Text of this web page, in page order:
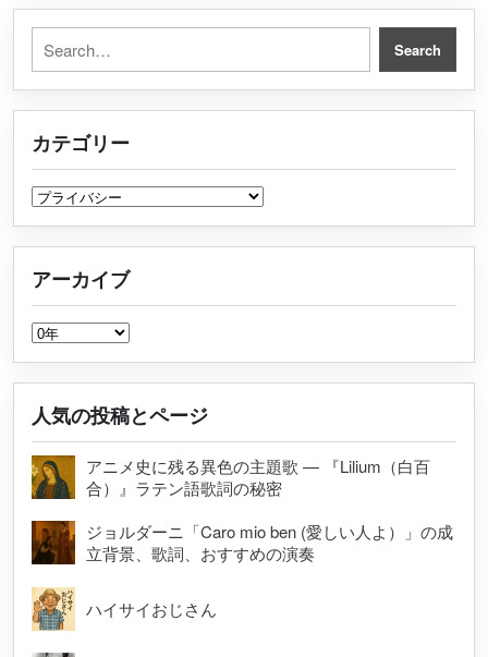
Search
カテゴリー
カテゴリー
アーカイブ
アーカイブ
人気の投稿とページ
アニメ史に残る異色の主題歌 — 『Lilium（白百
合）』ラテン語歌詞の秘密
ジョルダーニ「Caro mio ben (愛しい人よ）」の成
立背景、歌詞、おすすめの演奏
ハイサイおじさん